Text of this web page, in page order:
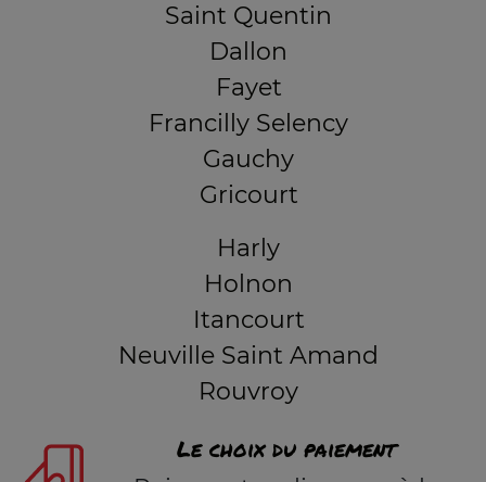
Saint Quentin
Dallon
Fayet
Francilly Selency
Gauchy
Gricourt
Harly
Holnon
Itancourt
Neuville Saint Amand
Rouvroy
Le choix du paiement